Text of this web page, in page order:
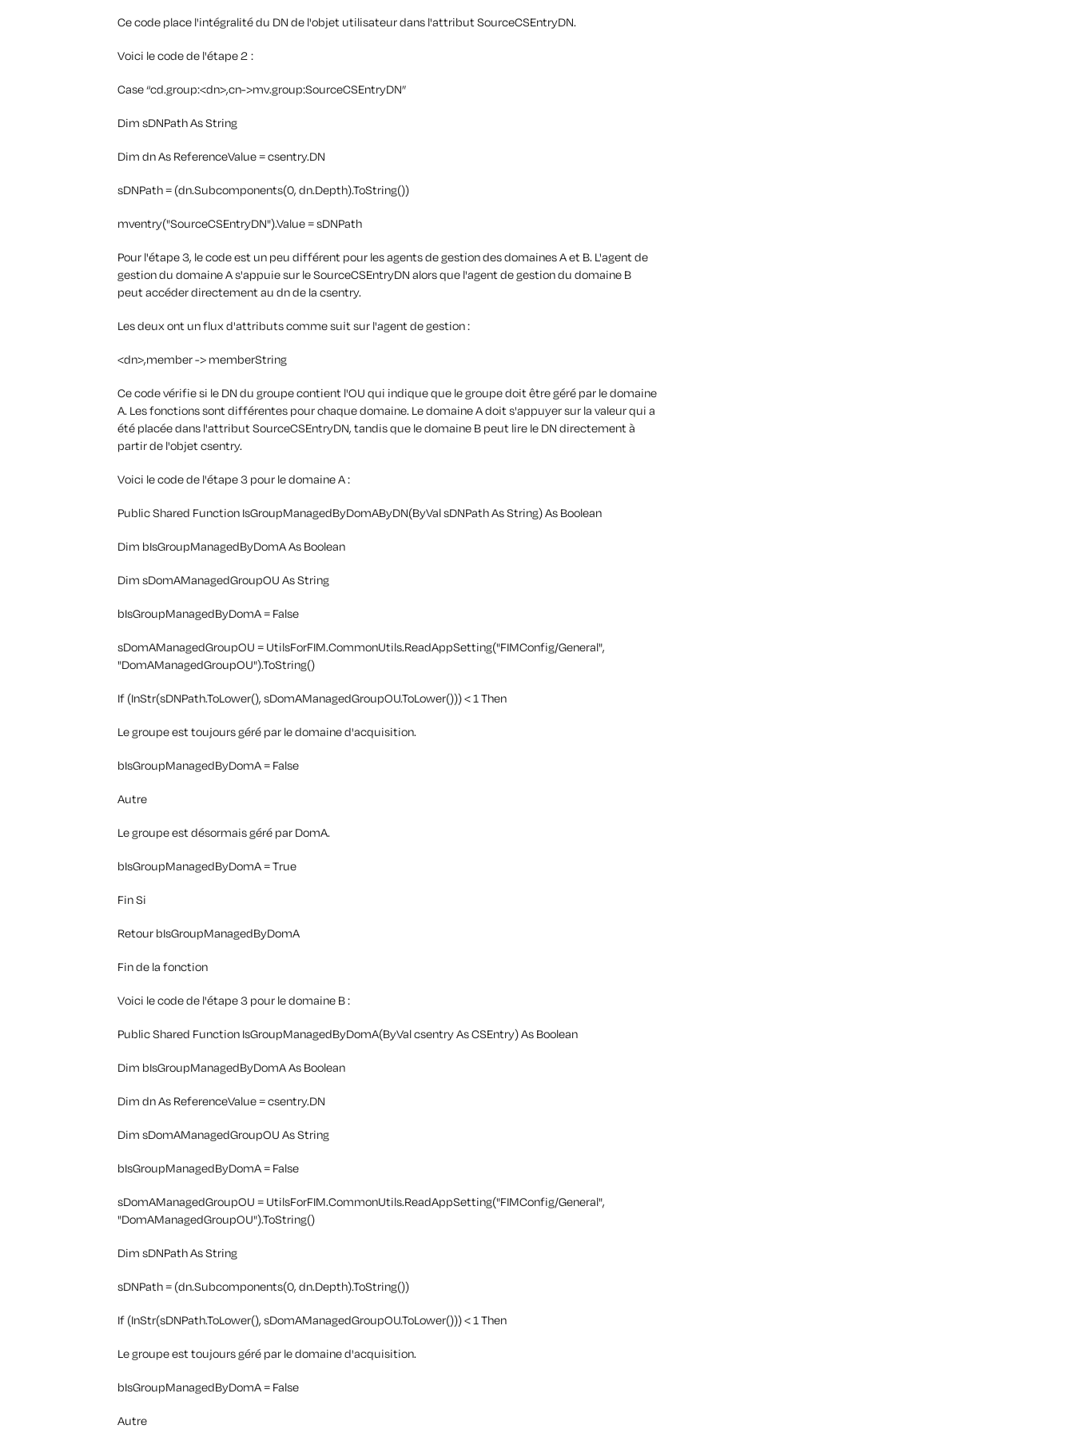
Ce code place l'intégralité du DN de l'objet utilisateur dans l'attribut SourceCSEntryDN.
Voici le code de l'étape 2 :
Case “cd.group:<dn>,cn->mv.group:SourceCSEntryDN”
Dim sDNPath As String
Dim dn As ReferenceValue = csentry.DN
sDNPath = (dn.Subcomponents(0, dn.Depth).ToString())
mventry("SourceCSEntryDN").Value = sDNPath
Pour l'étape 3, le code est un peu différent pour les agents de gestion des domaines A et B. L'agent de
gestion du domaine A s'appuie sur le SourceCSEntryDN alors que l'agent de gestion du domaine B
peut accéder directement au dn de la csentry.
Les deux ont un flux d'attributs comme suit sur l'agent de gestion :
<dn>,member -> memberString
Ce code vérifie si le DN du groupe contient l'OU qui indique que le groupe doit être géré par le domaine
A. Les fonctions sont différentes pour chaque domaine. Le domaine A doit s'appuyer sur la valeur qui a
été placée dans l'attribut SourceCSEntryDN, tandis que le domaine B peut lire le DN directement à
partir de l'objet csentry.
Voici le code de l'étape 3 pour le domaine A :
Public Shared Function IsGroupManagedByDomAByDN(ByVal sDNPath As String) As Boolean
Dim bIsGroupManagedByDomA As Boolean
Dim sDomAManagedGroupOU As String
bIsGroupManagedByDomA = False
sDomAManagedGroupOU = UtilsForFIM.CommonUtils.ReadAppSetting("FIMConfig/General",
"DomAManagedGroupOU").ToString()
If (InStr(sDNPath.ToLower(), sDomAManagedGroupOU.ToLower())) < 1 Then
Le groupe est toujours géré par le domaine d'acquisition.
bIsGroupManagedByDomA = False
Autre
Le groupe est désormais géré par DomA.
bIsGroupManagedByDomA = True
Fin Si
Retour bIsGroupManagedByDomA
Fin de la fonction
Voici le code de l'étape 3 pour le domaine B :
Public Shared Function IsGroupManagedByDomA(ByVal csentry As CSEntry) As Boolean
Dim bIsGroupManagedByDomA As Boolean
Dim dn As ReferenceValue = csentry.DN
Dim sDomAManagedGroupOU As String
bIsGroupManagedByDomA = False
sDomAManagedGroupOU = UtilsForFIM.CommonUtils.ReadAppSetting("FIMConfig/General",
"DomAManagedGroupOU").ToString()
Dim sDNPath As String
sDNPath = (dn.Subcomponents(0, dn.Depth).ToString())
If (InStr(sDNPath.ToLower(), sDomAManagedGroupOU.ToLower())) < 1 Then
Le groupe est toujours géré par le domaine d'acquisition.
bIsGroupManagedByDomA = False
Autre